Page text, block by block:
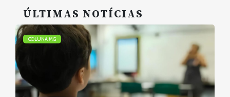
ÚLTIMAS NOTÍCIAS
COLUNA MG